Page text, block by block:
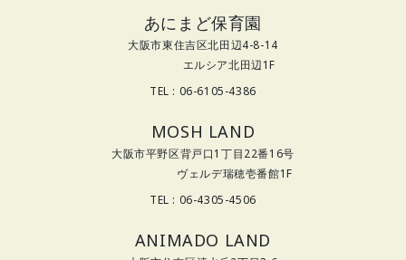
あにまど保育園
大阪市東住吉区北田辺4-8-14
エルシア北田辺1F
TEL : 06-6105-4386
MOSH LAND
大阪市平野区背戸口1丁目22番16号
ヴェルデ瑞穂壱番館1F
TEL : 06-4305-4506
ANIMADO LAND